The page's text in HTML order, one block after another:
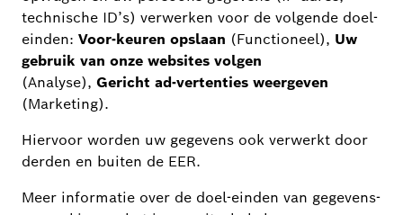
Zonwering
Geniet van schaduw en privacy dankzij slimme